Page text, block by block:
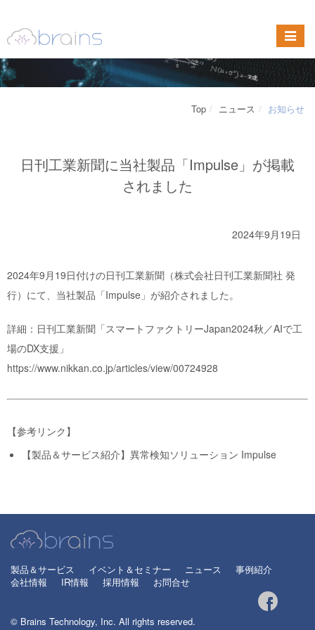
Top ニュース お知らせ
日刊工業新聞に当社製品「Impulse」が掲載
されました
2024年9月19日
2024年9月19日付けの日刊工業新聞（株式会社日刊工業新聞社 発
行）にて、当社製品「Impulse 」が紹介されました。
詳細：日刊工業新聞「スマートファクトリーJapan2024秋／AIで工
場のDX支援」
https://www.nikkan.co.jp/articles/view/00724928
【参考リンク】
【製品＆サービス紹介】異常検知ソリューション Impulse
製品＆サービス イベント＆セミナー ニュース
事例紹介
会社情報
IR情報 採用情報 お問合せ
© Brains Technology, Inc. All rights reserved.